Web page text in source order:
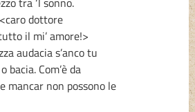
dottore
il mi’ amore!>
audacia s’anco tu
bacia. Com’è da
mancar non possono le